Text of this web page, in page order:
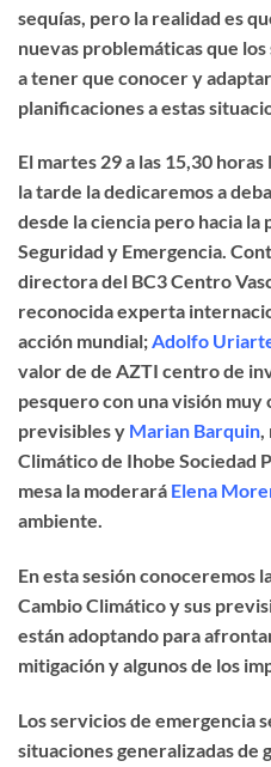
sequías, pero la realidad es
nuevas problemáticas que
a tener que conocer y
planificaciones a estas
El martes 29 a las 15,30
la tarde la dedicaremos a
desde la ciencia pero hacia la
Seguridad y Emergencia.
directora del BC3 Centro
reconocida experta
acción mundial;Adolfo
valor de de AZTI centro de
pesquero con una visión
previsibles y Marian Barquin,
Climático de Ihobe Sociedad
mesa la moderará Elena
ambiente.
En esta sesión conoceremos
Cambio Climático y sus
están adoptando para
mitigación y algunos de los
Los servicios de emergencia
situaciones generalizadas de